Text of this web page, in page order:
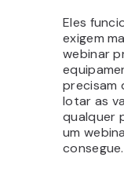
Eles
exigem
webinar
precisam
lotar as
qualquer
um
consegue.